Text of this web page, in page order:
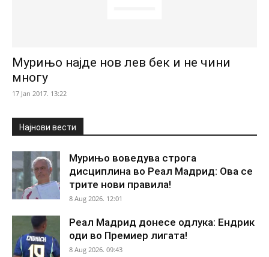
Мурињо најде нов лев бек и не чини
многу
17 Jan 2017. 13:22
Најнови вести
Мурињо воведува строга
дисциплина во Реал Мадрид: Ова се
трите нови правила!
8 Aug 2026. 12:01
Реал Мадрид донесе одлука: Ендрик
оди во Премиер лигата!
8 Aug 2026. 09:43